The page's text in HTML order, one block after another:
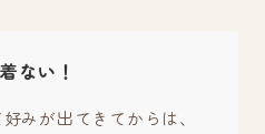
ない！
みが出てきてからは、